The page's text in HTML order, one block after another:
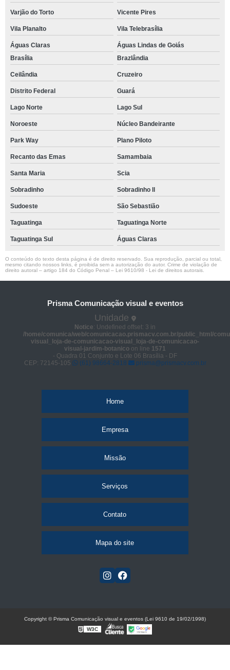
Varjão do Torto Vicente Pires
Vila Planalto Vila Telebrasília
Águas Claras
Águas Lindas de Goiás
Brasília
Brazlândia
Ceilândia Cruzeiro
Distrito Federal Guará
Lago Norte Lago Sul
Noroeste Núcleo Bandeirante
Park Way Plano Piloto
Recanto das Emas Samambaia
Santa Maria Scia
Sobradinho Sobradinho ll
Sudoeste São Sebastião
Taguatinga Taguatinga Norte
Taguatinga Sul Águas Claras
O conteúdo do texto desta página é de direito reservado. Sua reprodução, parcial ou total,
mesmo citando nossos links, é proibida sem a autorização do autor. Crime de violação de
direito autoral – artigo 184 do Código Penal – Lei 9610/98 - Lei de direitos autorais
Prisma Comunicação visual e eventos
Unidade
Notice: Undefined offset: 3 in
/home/comunica/web/comunicacao.prismacv.com.br/public_html/
visual_loja-de-comunicacao-visual_loja-de-comunicacao-
visual-jardim-botanico on line 1571
- Quadra 01 Conjunto e Lote 06 Brasília - DF
CEP: 72145-105
(61) 98664-2818 prisma@prismacv.com.br
Home
Empresa
Missão
Serviços
Contato
Mapa do site
Copyright © Prisma Comunicação visual e eventos (Lei 9610 de 19/02/1998)
W3C